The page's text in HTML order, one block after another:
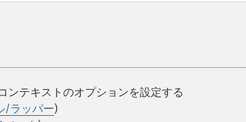
ンテキストのオプションを設定する
/ラッパー)